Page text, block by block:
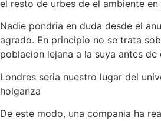
el resto de urbes de el ambiente
Nadie pondri­a en duda desde el
agrado. En principio no se trata
poblacion lejana a la suya antes de
Londres seri­a nuestro lugar del
holganza
De este modo, una compania ha